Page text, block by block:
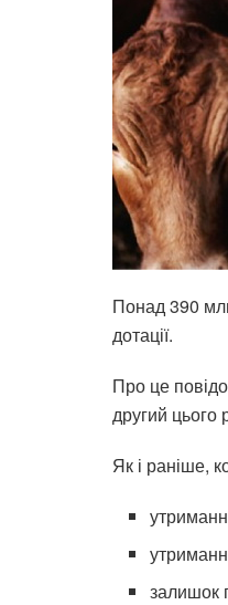
Понад 390
дотації.
Про це
другий цього
Як і раніше,
⁠залишок